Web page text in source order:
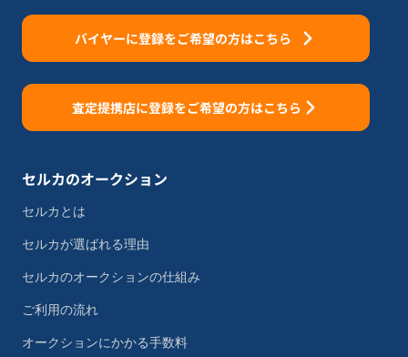
バイヤーに登録をご希望の方はこちら
査定提携店に登録をご希望の方はこちら
セルカのオークション
セルカとは
セルカが選ばれる理由
セルカのオークションの仕組み
ご利用の流れ
オークションにかかる手数料